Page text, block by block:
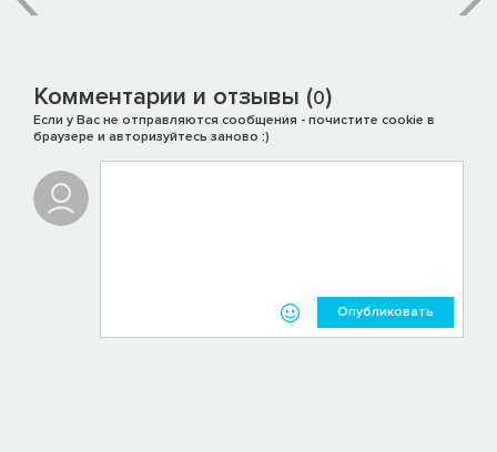
Комментарии и отзывы (0)
Если у Вас не отправляются сообщения - почистите cookie в
браузере и авторизуйтесь заново :)
Опубликовать